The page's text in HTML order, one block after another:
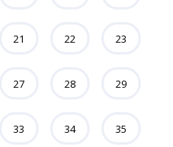
21 22 23
27 28 29
33 34 35